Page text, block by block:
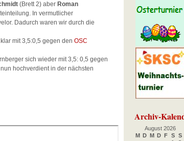
(Brett 2) aber Roman
In vermutlicher
Dadurch waren wir durch die
klar mit 3,5:0,5 gegen den OSC
sich wieder mit 3,5: 0,5 gegen
hochverdient in der nächsten
Archiv-
August 2026
M D M D F S S